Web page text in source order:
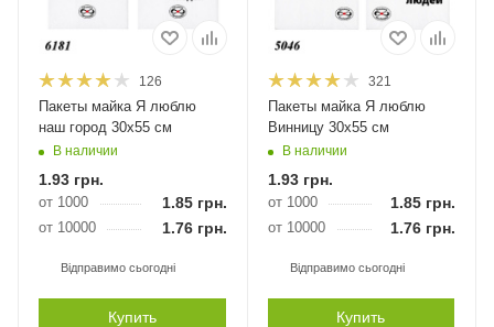
126
Пакеты майка Я люблю
наш город 30х55 см
В наличии
1.93 грн.
от 1000 1.85грн.
от 10000 1.76грн.
Відправимо сьогодні
Купить
321
Пакеты майка Я люблю
Винницу 30х55 см
В наличии
1.93грн.
от 1000 1.85 грн.
от 10000 1.76 грн.
Відправимо сьогодні
Купить